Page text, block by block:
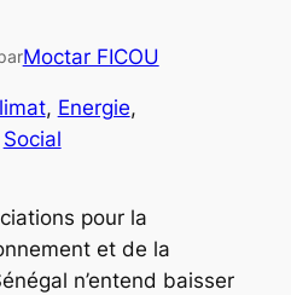
Moctar FICOU
, Energie
Social
pour la
et de la
n’entend baisser